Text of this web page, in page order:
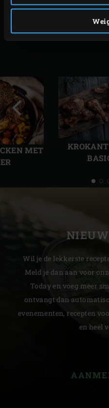
MET
Vorige
slide
Wil je de lekkerste
Meld je dan aan voor
Today en voeg meer
ontvangt dan
evenementen, recepten
en heel